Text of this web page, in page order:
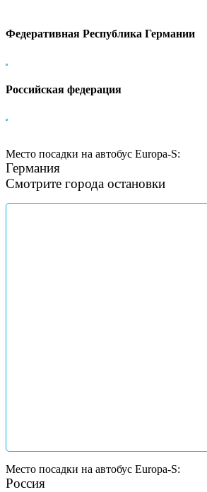
Федеративная Республика Германии
Российская федерация
Место посадки на автобус Europa-S:
Германия
Смотрите города остановки
Место посадки на автобус Europa-S:
Россия